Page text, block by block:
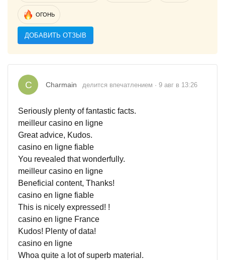
ОГОНЬ
ДОБАВИТЬ ОТЗЫВ
C Charmain делится впечатлением · 9 авг в 13:26
Seriously plenty of fantastic facts.
meilleur casino en ligne
Great advice, Kudos.
casino en ligne fiable
You revealed that wonderfully.
meilleur casino en ligne
Beneficial content, Thanks!
casino en ligne fiable
This is nicely expressed! !
casino en ligne France
Kudos! Plenty of data!
casino en ligne
Whoa quite a lot of superb material.